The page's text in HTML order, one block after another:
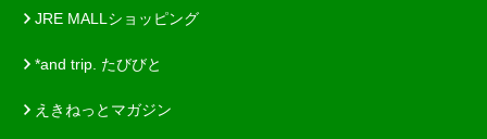
JRE MALLショッピング
*and trip. たびびと
えきねっとマガジン